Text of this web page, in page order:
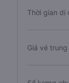
Thời gian di
Giá vé trung